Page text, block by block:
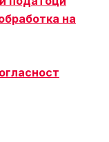
на